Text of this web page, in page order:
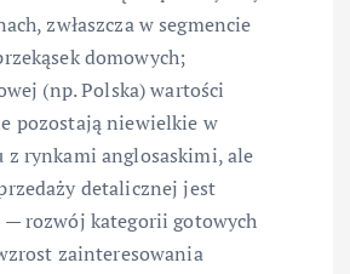
zwłaszcza w segmencie
domowych;
(np. Polska) wartości
pozostają niewielkie w
z rynkami anglosaskimi, ale
detalicznej jest
— rozwój kategorii gotowych
zainteresowania